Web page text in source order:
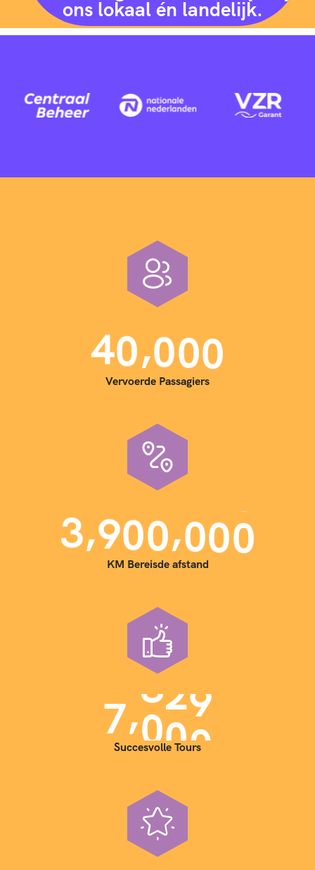
ons lokaal én landelijk.
40,000
Vervoerde Passagiers
3,900,000
KM Bereisde afstand
7,000
Succesvolle Tours